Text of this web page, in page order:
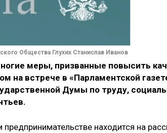
Общества Глухих Станислав Иванов
меры, призванные повысить
на встрече в «Парламентской
Думы по труду,
находится на